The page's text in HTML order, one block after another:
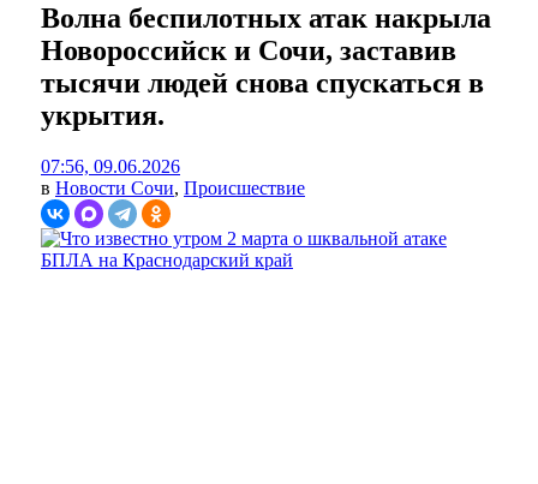
Волна беспилотных атак накрыла
Новороссийск и Сочи, заставив
тысячи людей снова спускаться в
укрытия.
07:56, 09.06.2026
в Новости Сочи, Происшествие